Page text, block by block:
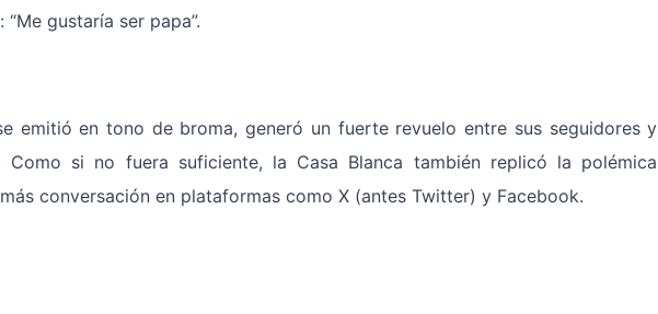
gustaría ser papa”.
emitió en tono de broma, generó un fuerte revuelo entre sus seguidores y
Como si no fuera suficiente, la Casa Blanca también replicó la polémica
conversación en plataformas como X (antes Twitter) y Facebook.